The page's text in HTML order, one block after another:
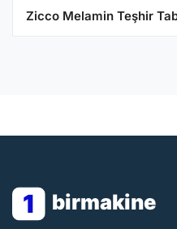
Zicco Melamin Teşhir
1 birmakine